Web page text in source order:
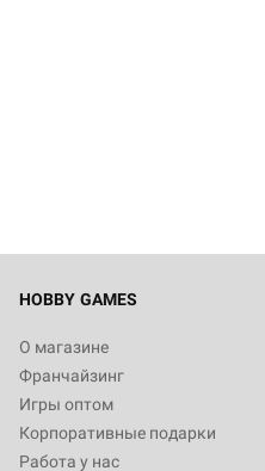
HOBBY GAMES
О магазине
Франчайзинг
Игры оптом
Корпоративные подарки
Работа у нас